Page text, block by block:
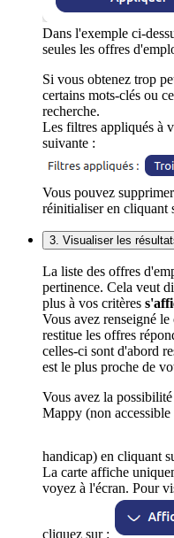
Dans l'exemple ci-
seules les offres
Si vous obtenez trop
certains mots-clés ou
recherche.
Les filtres appliqués à
suivante :
Vous pouvez
réinitialiser en cliquant
3. Visualiser les
La liste des offres
pertinence. Cela veut
plus à vos critères
Vous avez renseigné
restitue les offres
celles-ci sont d'abord
est le plus proche de
Vous avez la
Mappy (non
handicap) en cliquant
La carte affiche
voyez à l'écran. Pour
cliquez sur :